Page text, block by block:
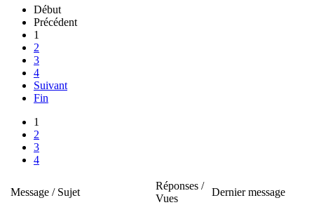
Début
Précédent
1
2
3
4
Suivant
Fin
1
2
3
4
Message / Sujet
Réponses /
Vues
Dernier message